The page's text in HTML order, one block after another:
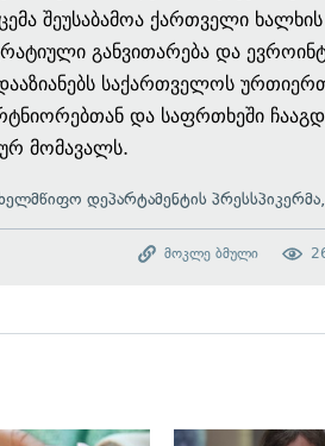
შეუსაბამოა ქართველი
განვითარება და
საქართველოს
და საფრთხეში
მომავალს.
დეპარტამენტის
მოკლე ბმული